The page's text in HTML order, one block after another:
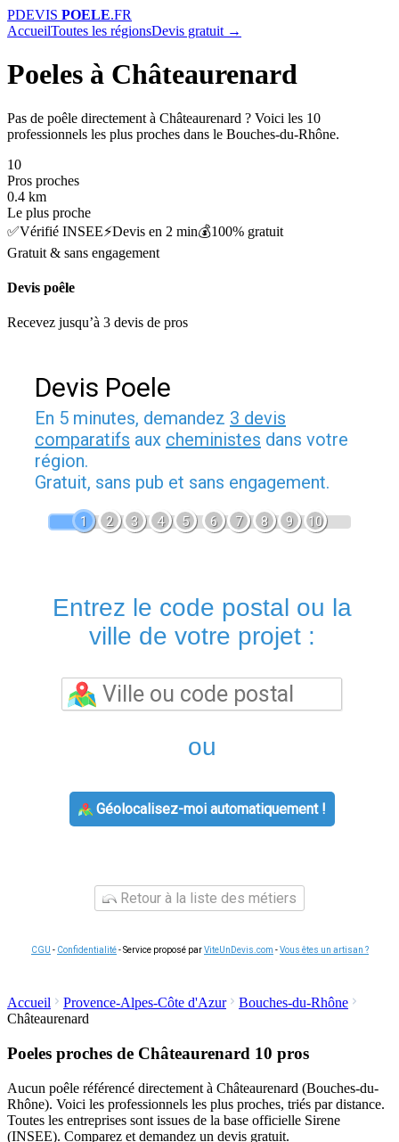
PDEVIS POELE.FR
AccueilToutes les régionsDevis gratuit →
Poeles à Châteaurenard
Pas de poêle directement à Châteaurenard ? Voici les 10
professionnels les plus proches dans le Bouches-du-Rhône.
10
Pros proches
0.4 km
Le plus proche
✅Vérifié INSEE⚡Devis en 2 min💰100% gratuit
Gratuit & sans engagement
Devis poêle
Recevez jusqu’à 3 devis de pros
Devis Poele
En 5 minutes, demandez 3 devis
comparatifs aux cheministes dans votre
région.
Gratuit, sans pub et sans engagement.
1 2 3 4 5 6 7 8 9 10
Entrez le code postal ou la
ville de votre projet :
ou
Géolocalisez-moi automatiquement !
Retour à la liste des métiers
CGU - Confidentialité- Service proposé parViteUnDevis.com -Vous êtes un artisan ?
Accueil Provence-Alpes-Côte d'Azur
Bouches-du-Rhône
Châteaurenard
Poeles proches de Châteaurenard 10 pros
Aucun poêle référencé directement à Châteaurenard (Bouches-du-
Rhône). Voici les professionnels les plus proches, triés par distance.
Toutes les entreprises sont issues de la base officielle Sirene
(INSEE). Comparez et demandez un devis gratuit.